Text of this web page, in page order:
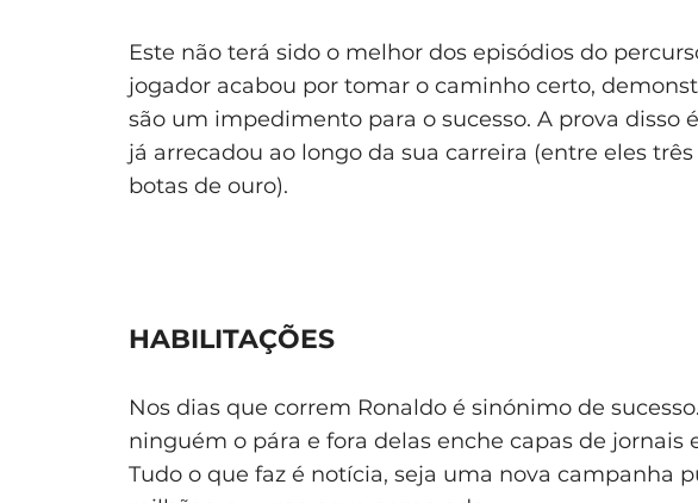
Este não terá sido o melhor dos episódios do
jogador acabou por tomar o caminho certo,
são um impedimento para o sucesso. A prova disso
já arrecadou ao longo da sua carreira (entre eles
botas de ouro).
HABILITAÇÕES
Nos dias que correm Ronaldo é sinónimo de
ninguém o pára e fora delas enche capas de jornais
Tudo o que faz é notícia, seja uma nova campanha